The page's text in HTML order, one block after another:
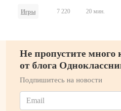
Игры 7 220 20 мин.
Не пропустите много
от блога
Подпишитесь на новости